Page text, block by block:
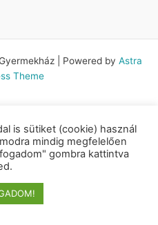
| Powered by Astra
Theme
is sütiket (cookie) használ
mindig megfelelően
gombra kattintva